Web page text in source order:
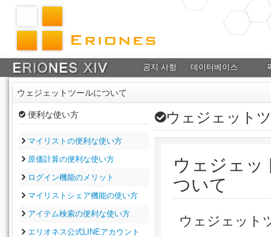
공지 사항 데이터베이스
ウェジェットツールについて
便利な使い方
マイリストの便利な使い方
原価計算の便利な使い方
ログイン機能のメリット
マイリストシェア機能の使い方
アイテム検索の便利な使い方
エリオネス公式LINEアカウント
ウェジェット
ウェジェッ
ついて
ウェジェット